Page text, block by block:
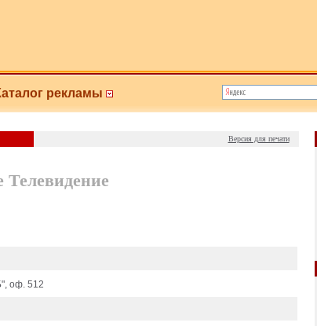
рекламы
Версия для печати
оф. 512